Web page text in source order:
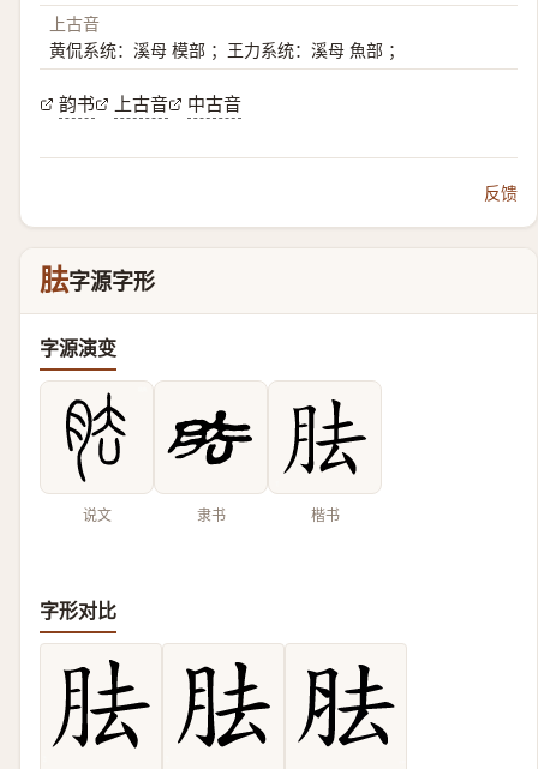
上古音
黄侃系统：溪母 模部 ；王力系统：溪母 魚部 ；
韵书 上古音 中古音
反馈
胠字源字形
字源演变
说文 隶书 楷书
字形对比